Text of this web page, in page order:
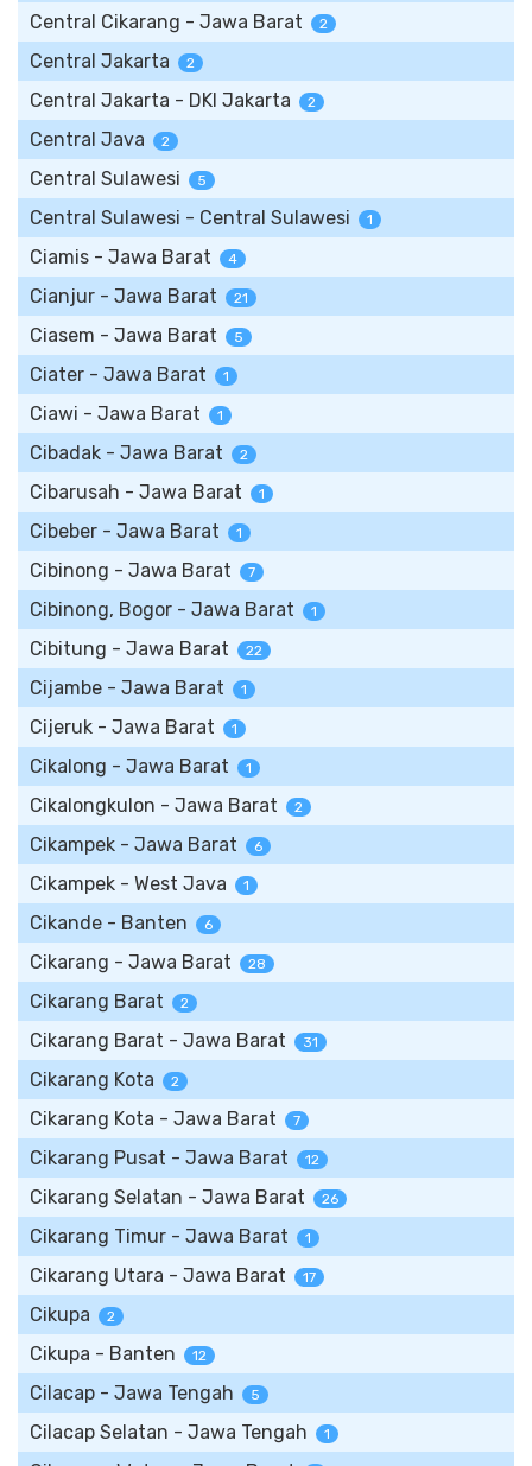
Central Cikarang - Jawa Barat 2
Central Jakarta 2
Central Jakarta - DKI Jakarta 2
Central Java 2
Central Sulawesi 5
Central Sulawesi - Central Sulawesi 1
Ciamis - Jawa Barat 4
Cianjur - Jawa Barat 21
Ciasem - Jawa Barat 5
Ciater - Jawa Barat 1
Ciawi - Jawa Barat 1
Cibadak - Jawa Barat 2
Cibarusah - Jawa Barat 1
Cibeber - Jawa Barat 1
Cibinong - Jawa Barat 7
Cibinong, Bogor - Jawa Barat 1
Cibitung - Jawa Barat 22
Cijambe - Jawa Barat 1
Cijeruk - Jawa Barat 1
Cikalong - Jawa Barat 1
Cikalongkulon - Jawa Barat 2
Cikampek - Jawa Barat 6
Cikampek - West Java 1
Cikande - Banten 6
Cikarang - Jawa Barat 28
Cikarang Barat 2
Cikarang Barat - Jawa Barat 31
Cikarang Kota 2
Cikarang Kota - Jawa Barat 7
Cikarang Pusat - Jawa Barat 12
Cikarang Selatan - Jawa Barat 26
Cikarang Timur - Jawa Barat 1
Cikarang Utara - Jawa Barat 17
Cikupa 2
Cikupa - Banten 12
Cilacap - Jawa Tengah 5
Cilacap Selatan - Jawa Tengah 1